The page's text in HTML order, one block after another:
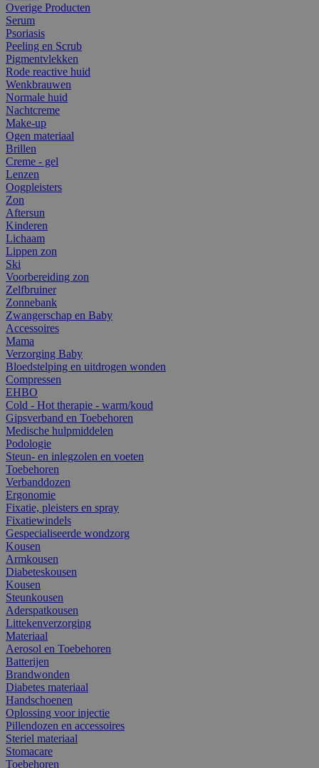
Overige Producten
Serum
Psoriasis
Peeling en Scrub
Pigmentvlekken
Rode reactive huid
Wenkbrauwen
Normale huid
Nachtcreme
Make-up
Ogen materiaal
Brillen
Creme - gel
Lenzen
Oogpleisters
Zon
Aftersun
Kinderen
Lichaam
Lippen zon
Ski
Voorbereiding zon
Zelfbruiner
Zonnebank
Zwangerschap en Baby
Accessoires
Mama
Verzorging Baby
Bloedstelping en uitdrogen wonden
Compressen
EHBO
Cold - Hot therapie - warm/koud
Gipsverband en Toebehoren
Medische hulpmiddelen
Podologie
Steun- en inlegzolen en voeten
Toebehoren
Verbanddozen
Ergonomie
Fixatie, pleisters en spray
Fixatiewindels
Gespecialiseerde wondzorg
Kousen
Armkousen
Diabeteskousen
Kousen
Steunkousen
Aderspatkousen
Littekenverzorging
Materiaal
Aerosol en Toebehoren
Batterijen
Brandwonden
Diabetes materiaal
Handschoenen
Oplossing voor injectie
Pillendozen en accessoires
Steriel materiaal
Stomacare
Toebehoren